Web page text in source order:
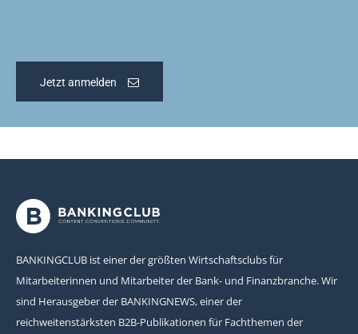
Jetzt anmelden
BANKINGCLUB ist einer der größten Wirtschaftsclubs für
Mitarbeiterinnen und Mitarbeiter der Bank- und Finanzbranche. Wir
sind Herausgeber der BANKINGNEWS, einer der
reichweitenstärksten B2B-Publikationen für Fachthemen der